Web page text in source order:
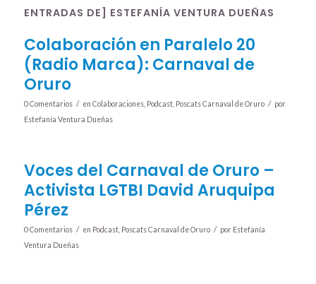
ENTRADAS DE] ESTEFANÍA VENTURA DUEÑAS
Colaboración en Paralelo 20
(Radio Marca): Carnaval de
Oruro
0 Comentarios / en Colaboraciones, Podcast, Poscats Carnaval de Oruro / por
Estefanía Ventura Dueñas
Voces del Carnaval de Oruro –
Activista LGTBI David Aruquipa
Pérez
0 Comentarios / en Podcast, Poscats Carnaval de Oruro / por Estefanía
Ventura Dueñas